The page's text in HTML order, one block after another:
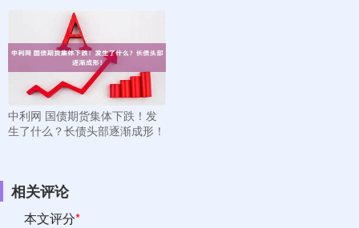
中利网 国债期货集体下跌！发
生了什么？长债头部逐渐成形！
相关评论
本文评分*